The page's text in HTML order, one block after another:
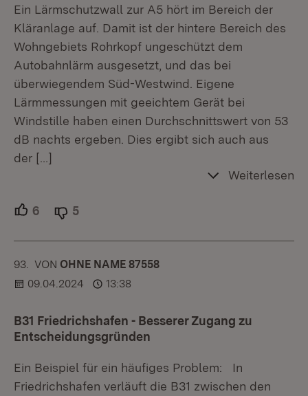
Ein Lärmschutzwall zur A5 hört im Bereich der
Kläranlage auf. Damit ist der hintere Bereich des
Wohngebiets Rohrkopf ungeschützt dem
Autobahnlärm ausgesetzt, und das bei
überwiegendem Süd-Westwind. Eigene
Lärmmessungen mit geeichtem Gerät bei
Windstille haben einen Durchschnittswert von 53
dB nachts ergeben. Dies ergibt sich auch aus
der […]
Weiterlesen
6 Unterstützer.
5
93. KOMMENTAR
VON :OHNE NAME 87558
09.04.2024
13:38
B31 Friedrichshafen - Besserer Zugang zu
Entscheidungsgründen
Ein Beispiel für ein häufiges Problem: In
Friedrichshafen verläuft die B31 zwischen den